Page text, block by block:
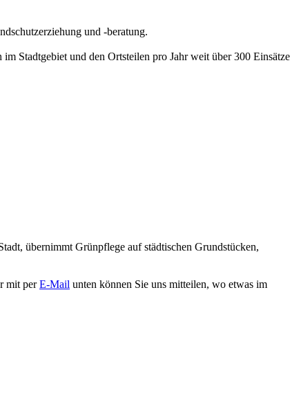
und -beratung.
Stadtgebiet und den Ortsteilen pro Jahr weit über 300 Einsätze
übernimmt Grünpflege auf städtischen Grundstücken,
mit perE-Mail unten können Sie uns mitteilen, wo etwas im